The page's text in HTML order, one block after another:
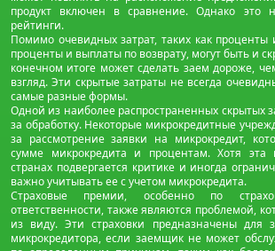
продукт включен в сравнение. Однако
рейтинги.
Помимо очевидных затрат, таких как проценты
проценты и выплаты по возврату, могут быть и
конечном итоге может сделать заем дороже,
взгляд. Эти скрытые затраты не всегда
самые разные формы.
Одной из наиболее распространенных скрытых
за обработку. Некоторые микрокредитные
за рассмотрение заявки на микрокредит,
сумме микрокредита и процентам. Хотя эта
странах подвергается критике и иногда
важно учитывать ее с учетом микрокредита.
Страховые премии, особенно по
ответственности, также являются проблемой,
из виду. Эти страховки предназначены
микрокредитора, если заемщик не может